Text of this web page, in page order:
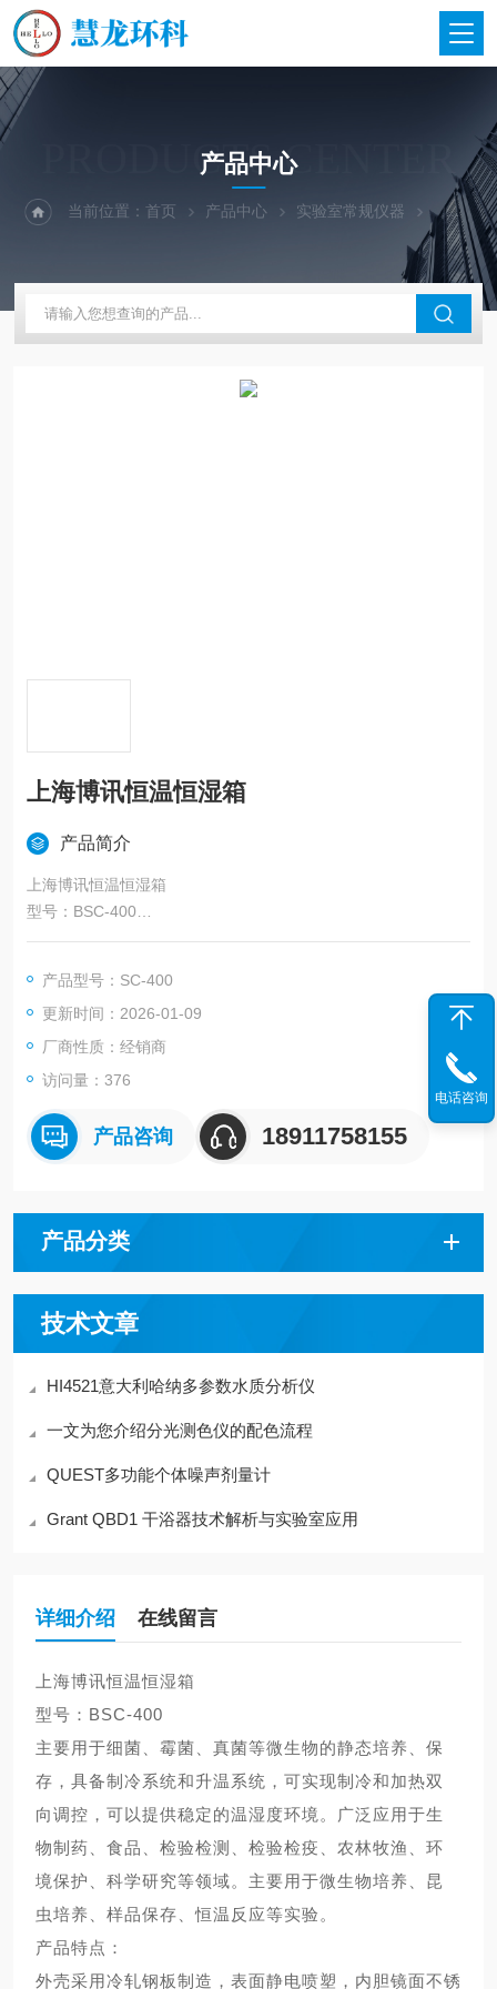
PRODUCTS CENTER
产品中心
当前位置：首页 产品中心 实验室常规仪器 上海博迅
上海博讯恒温恒湿箱
产品简介
上海博讯恒温恒湿箱
型号：BSC-400
主要用于细菌、霉菌、真菌等微生物的静态培养、保存，具备制
的温湿度环境。广泛应用于生物制药、食品、检验检测、检验检
疫、农林牧渔、环境保护、科学研究等领域。主要用于微生物培
养、昆虫培养、样品保存、恒温反应等实验。
产品型号：SC-400
更新时间：2026-01-09
厂商性质：经销商
访问量：376
产品咨询 18911758155
产品分类
技术文章
HI4521意大利哈纳多参数水质分析仪
一文为您介绍分光测色仪的配色流程
QUEST多功能个体噪声剂量计
Grant QBD1 干浴器技术解析与实验室应用
详细介绍 在线留言
上海博讯恒温恒湿箱
型号： BSC-400
主要用于细菌、霉菌、真菌等微生物的静态培养、保
存，具备制冷系统和升温系统，可实现制冷和加热双
向调控，可以提供稳定的温湿度环境。广泛应用于生
物制药、食品、检验检测、检验检疫、农林牧渔、环
境保护、科学研究等领域。主要用于微生物培养、昆
虫培养、样品保存、恒温反应等实验。
产品特点：
外壳采用冷轧钢板制造，表面静电喷塑，内胆镜面不锈
电话咨询